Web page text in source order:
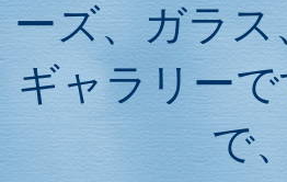
ーズ、ガラ
ギャラリー
で